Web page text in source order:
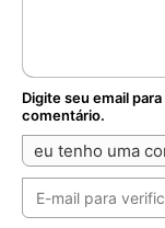
Digite seu email
comentário.
eu tenho uma